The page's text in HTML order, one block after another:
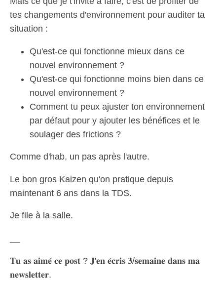
tes changements d'environnement pour auditer ta
situation :
Qu'est-ce qui fonctionne mieux dans ce
nouvel environnement ?
Qu'est-ce qui fonctionne moins bien dans ce
nouvel environnement ?
Comment tu peux ajuster ton environnement
par défaut pour y ajouter les bénéfices et le
soulager des frictions ?
Comme d'hab, un pas après l'autre.
Le bon gros Kaizen qu'on pratique depuis
maintenant 6 ans dans la TDS.
Je file à la salle.
𝐓𝐮 𝐚𝐬 𝐚𝐢𝐦𝐞́ 𝐜𝐞 𝐩𝐨𝐬𝐭 ? 𝐉'𝐞𝐧 𝐞́𝐜𝐫𝐢𝐬 𝟑/𝐬𝐞𝐦𝐚𝐢𝐧𝐞 𝐝𝐚𝐧𝐬 𝐦𝐚
𝐧𝐞𝐰𝐬𝐥𝐞𝐭𝐭𝐞𝐫.